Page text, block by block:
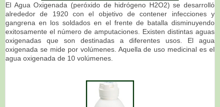
El Agua Oxigenada (peróxido de hidrógeno H2O2) se desarrolló
alrededor de 1920 con el objetivo de contener infecciones y
gangrena en los soldados en el frente de batalla disminuyendo
exitosamente el número de amputaciones. Existen distintas aguas
oxigenadas que son destinadas a diferentes usos. El agua
oxigenada se mide por volúmenes. Aquella de uso medicinal es el
agua oxigenada de 10 volúmenes.